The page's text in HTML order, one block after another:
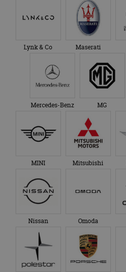
Lynk & Co Maserati
Mercedes-Benz MG
MINI Mitsubishi
Nissan Omoda